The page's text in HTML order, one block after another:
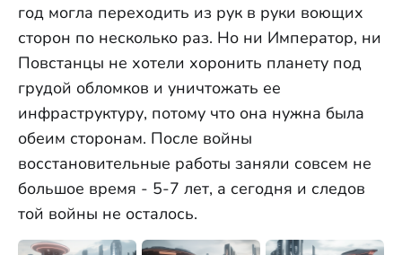
год могла переходить из рук в руки воющих
сторон по несколько раз. Но ни Император, ни
Повстанцы не хотели хоронить планету под
грудой обломков и уничтожать ее
инфраструктуру, потому что она нужна была
обеим сторонам. После войны
восстановительные работы заняли совсем не
большое время - 5-7 лет, а сегодня и следов
той войны не осталось.